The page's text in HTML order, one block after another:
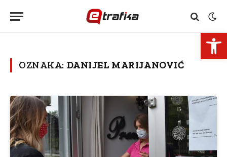
OZNAKA: DANIJEL MARIJANOVIĆ